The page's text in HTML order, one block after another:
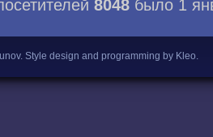
8048 было 1
Style design and programming by Kleo.